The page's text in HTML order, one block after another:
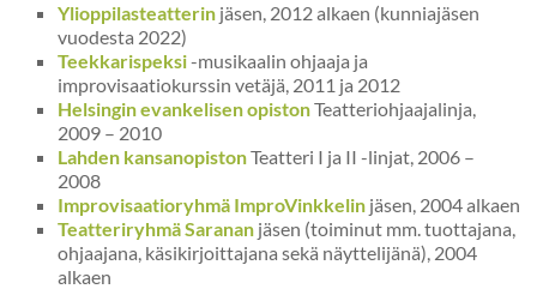
Ylioppilasteatterin jäsen, 2012 alkaen (kunniajäsen
vuodesta 2022)
Teekkarispeksi-musikaalin ohjaaja ja
improvisaatiokurssin vetäjä, 2011 ja 2012
Helsingin evankelisen opistonTeatteriohjaajalinja,
2009 – 2010
Lahden kansanopistonTeatteri I ja II -linjat, 2006 –
2008
Improvisaatioryhmä ImproVinkkelin jäsen, 2004 alkaen
Teatteriryhmä Saranan jäsen (toiminut mm. tuottajana,
ohjaajana, käsikirjoittajana sekä näyttelijänä), 2004
alkaen